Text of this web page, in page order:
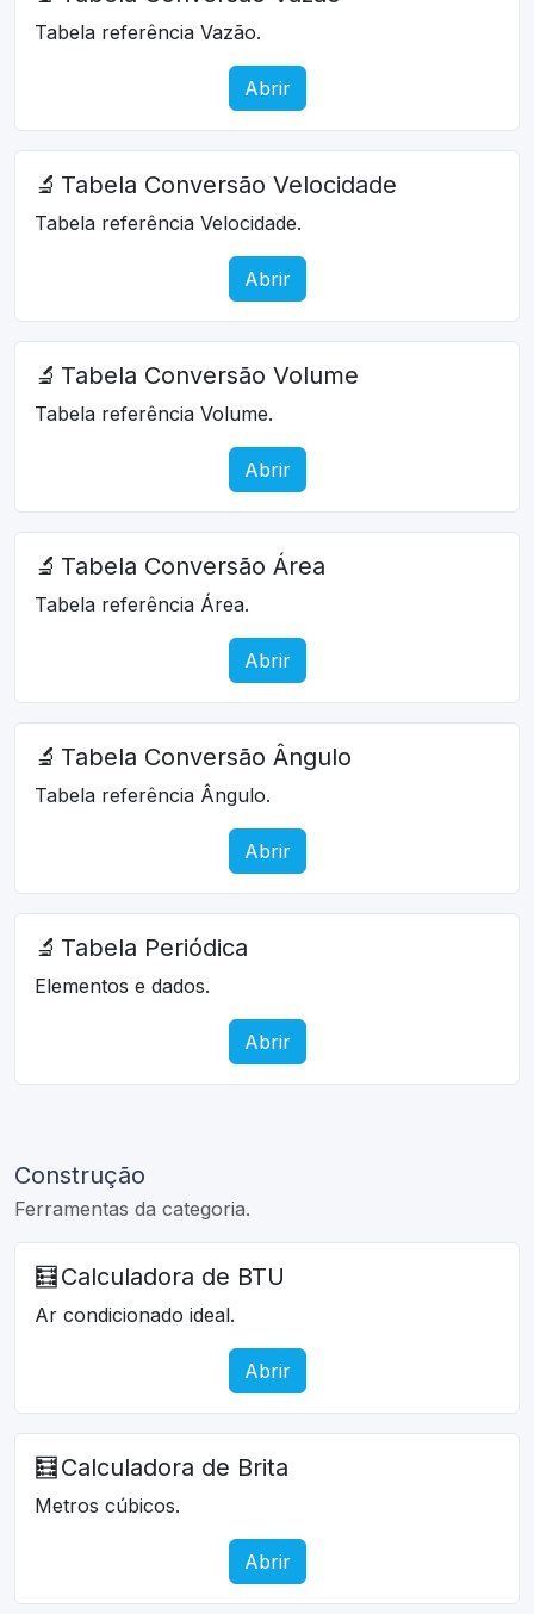
Tabela referência Vazão.
Abrir
🔬 Tabela Conversão Velocidade
Tabela referência Velocidade.
Abrir
🔬 Tabela Conversão Volume
Tabela referência Volume.
Abrir
🔬 Tabela Conversão Área
Tabela referência Área.
Abrir
🔬 Tabela Conversão Ângulo
Tabela referência Ângulo.
Abrir
🔬 Tabela Periódica
Elementos e dados.
Abrir
Construção
Ferramentas da categoria.
🧮 Calculadora de BTU
Ar condicionado ideal.
Abrir
🧮 Calculadora de Brita
Metros cúbicos.
Abrir